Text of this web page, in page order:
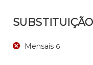
SUBSTITUIÇÃO
Mensais 6